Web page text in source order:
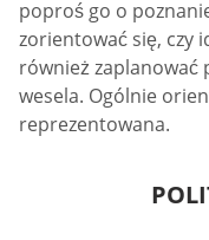
poproś go o
zorientować się, czy
również zaplanować
wesela. Ogólnie
reprezentowana.